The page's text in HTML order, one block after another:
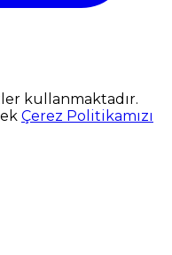
kullanmaktadır.
Çerez Politikamızı